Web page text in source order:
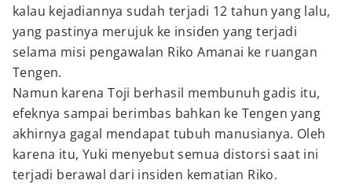
kalau kejadiannya sudah terjadi 12 tahun yang lalu,
yang pastinya merujuk ke insiden yang terjadi
selama misi pengawalan Riko Amanai ke ruangan
Tengen.
Namun karena Toji berhasil membunuh gadis itu,
efeknya sampai berimbas bahkan ke Tengen yang
akhirnya gagal mendapat tubuh manusianya. Oleh
karena itu, Yuki menyebut semua distorsi saat ini
terjadi berawal dari insiden kematian Riko.